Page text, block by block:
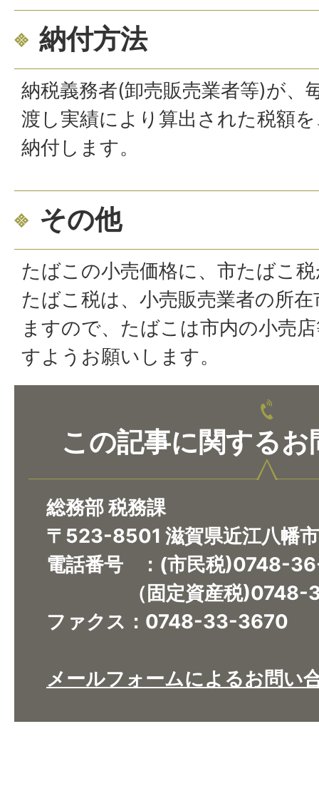
納付方法
納税義務者(卸売販売業者等)が、
渡し実績により算出された税額
納付します。
その他
たばこの小売価格に、市たばこ
たばこ税は、小売販売業者の所
ますので、たばこは市内の小売
すようお願いします。
この記事に関するお
総務部 税務課
〒523-8501 滋賀県近江八幡
電話番号 ：(市民税)0748-
（固定資産税)0748-
ファクス：0748-33-3670​​​​​​​
メールフォームによるお問い